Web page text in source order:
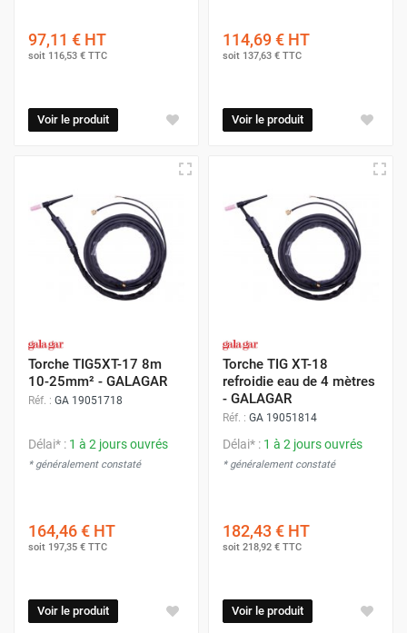
97,11 € HT
soit 116,53 € TTC
Voir le produit
114,69 € HT
soit 137,63 € TTC
Voir le produit
Torche TIG5XT-17 8m
10-25mm² - GALAGAR
Réf. : GA 19051718
Délai* : 1 à 2 jours ouvrés
* généralement constaté
164,46 € HT
soit 197,35 € TTC
Voir le produit
Torche TIG XT-18
refroidie eau de 4 mètres
- GALAGAR
Réf. : GA 19051814
Délai* : 1 à 2 jours ouvrés
* généralement constaté
182,43 € HT
soit 218,92 € TTC
Voir le produit